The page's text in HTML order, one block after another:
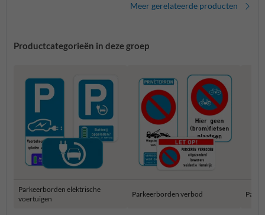
Meer gerelateerde producten
Productcategorieën in deze groep
Parkeerborden elektrische
voertuigen
Parkeerborden verbod